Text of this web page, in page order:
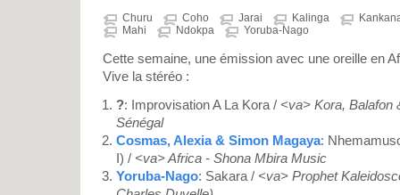
Churu Coho Jarai Kalinga
Mahi
Ndokpa Yoruba-Nago
Cette semaine, une émission avec une oreille en
Vive la stéréo :
?: Improvisation A La Kora / <va> Kora, Balafon
Sénégal
Cosmas, Alexia & Simon Magaya:
I) / <va> Africa - Shona Mbira Music
Yoruba-Nago: Sakara / <va> Prophet